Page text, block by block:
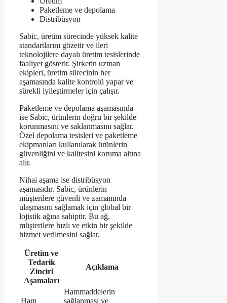
Paketleme ve depolama
Distribüsyon
Sabic, üretim sürecinde yüksek kalite
standartlarını gözetir ve ileri
teknolojilere dayalı üretim tesislerinde
faaliyet gösterir. Şirketin uzman
ekipleri, üretim sürecinin her
aşamasında kalite kontrolü yapar ve
sürekli iyileştirmeler için çalışır.
Paketleme ve depolama aşamasında
ise Sabic, ürünlerin doğru bir şekilde
korunmasını ve saklanmasını sağlar.
Özel depolama tesisleri ve paketleme
ekipmanları kullanılarak ürünlerin
güvenliğini ve kalitesini koruma altına
alır.
Nihai aşama ise distribüsyon
aşamasıdır. Sabic, ürünlerin
müşterilere güvenli ve zamanında
ulaşmasını sağlamak için global bir
lojistik ağına sahiptir. Bu ağ,
müşterilere hızlı ve etkin bir şekilde
hizmet verilmesini sağlar.
Üretim ve
Tedarik
Zinciri
Aşamaları
Açıklama
Ham
Hammaddelerin
sağlanması ve